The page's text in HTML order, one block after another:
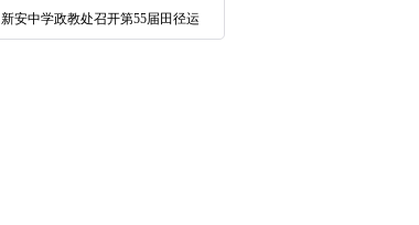
新安中学政教处召开第55届田径运